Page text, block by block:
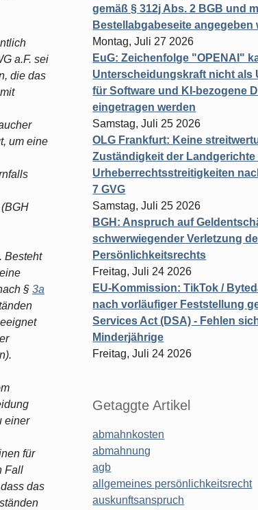
a.F. sei
die das
um eine
Besteht
§ 3a
einer
für
Fall
das
gemäß § 312j Abs. 2 BGB und
Bestellabgabeseite angegeben
Montag, Juli 27 2026
EuG: Zeichenfolge "OPENAI"
Unterscheidungskraft nicht als
für Software und KI-bezogene
eingetragen werden
Samstag, Juli 25 2026
OLG Frankfurt: Keine
Zuständigkeit der Landgerichte
Urheberrechtsstreitigkeiten
7 GVG
Samstag, Juli 25 2026
BGH: Anspruch auf
schwerwiegender Verletzung
Persönlichkeitsrechts
Freitag, Juli 24 2026
EU-Kommission: TikTok /
nach vorläufiger Feststellung
Services Act (DSA) - Fehlen
Minderjährige
Freitag, Juli 24 2026
Getaggte Artikel
abmahnkosten
abmahnung
agb
allgemeines persönlichkeitsrecht
auskunftsanspruch